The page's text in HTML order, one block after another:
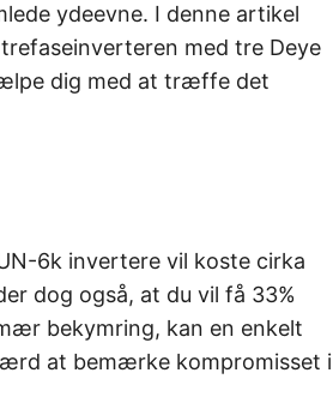
ydeevne. I denne artikel
med tre Deye
dig med at træffe det
6k invertere vil koste cirka
dog også, at du vil få 33%
bekymring, kan en enkelt
at bemærke kompromisset i